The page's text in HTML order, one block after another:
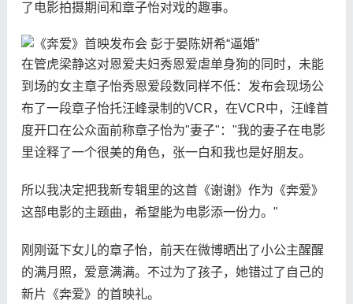
了电影拍摄期间和章子怡对戏的趣事。
在管虎梁静这对恩爱夫妇秀恩爱虐单身狗的同时，未能
到场的女主章子怡秀恩爱段数同样不低：发布会现场公
布了一段章子怡托汪峰录制的VCR，在VCR中，汪峰首
度开口在公众面前称章子怡为"妻子"："我的妻子在电影
里诠释了一个很美的角色，张一白和我也是好朋友。
所以我决定把我新专辑里的这首《谢谢》作为《奔爱》
这部电影的主题曲，希望能为电影添一份力。"
刚刚诞下女儿的章子怡，前天在微博晒出了小公主醒醒
的满月照，爱意满满。不过为了孩子，她错过了自己的
新片《奔爱》的首映礼。